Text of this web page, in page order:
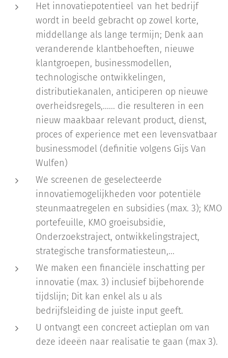
Het innovatiepotentieel van het bedrijf
wordt in beeld gebracht op zowel korte,
middellange als lange termijn; Denk aan
veranderende klantbehoeften, nieuwe
klantgroepen, businessmodellen,
technologische ontwikkelingen,
distributiekanalen, anticiperen op nieuwe
overheidsregels,...... die resulteren in een
nieuw maakbaar relevant product, dienst,
proces of experience met een levensvatbaar
businessmodel (definitie volgens Gijs Van
Wulfen)
We screenen de geselecteerde
innovatiemogelijkheden voor potentiële
steunmaatregelen en subsidies (max. 3); KMO
portefeuille, KMO groeisubsidie,
Onderzoekstraject, ontwikkelingstraject,
strategische transformatiesteun,...
We maken een financiële inschatting per
innovatie (max. 3) inclusief bijbehorende
tijdslijn; Dit kan enkel als u als
bedrijfsleiding de juiste input geeft.
U ontvangt een concreet actieplan om van
deze ideeën naar realisatie te gaan (max 3).